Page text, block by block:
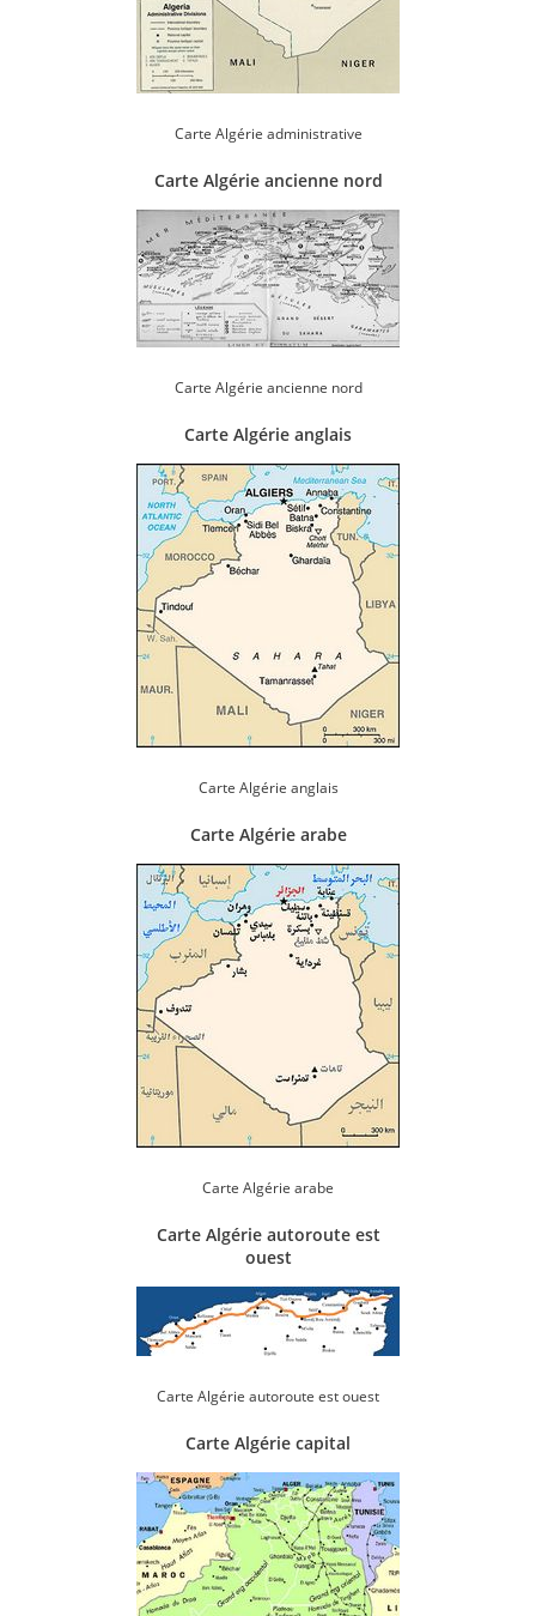
Carte Algérie administrative
Carte Algérie ancienne nord
Carte Algérie ancienne nord
Carte Algérie anglais
Carte Algérie anglais
Carte Algérie arabe
Carte Algérie arabe
Carte Algérie autoroute est
ouest
Carte Algérie autoroute est ouest
Carte Algérie capital